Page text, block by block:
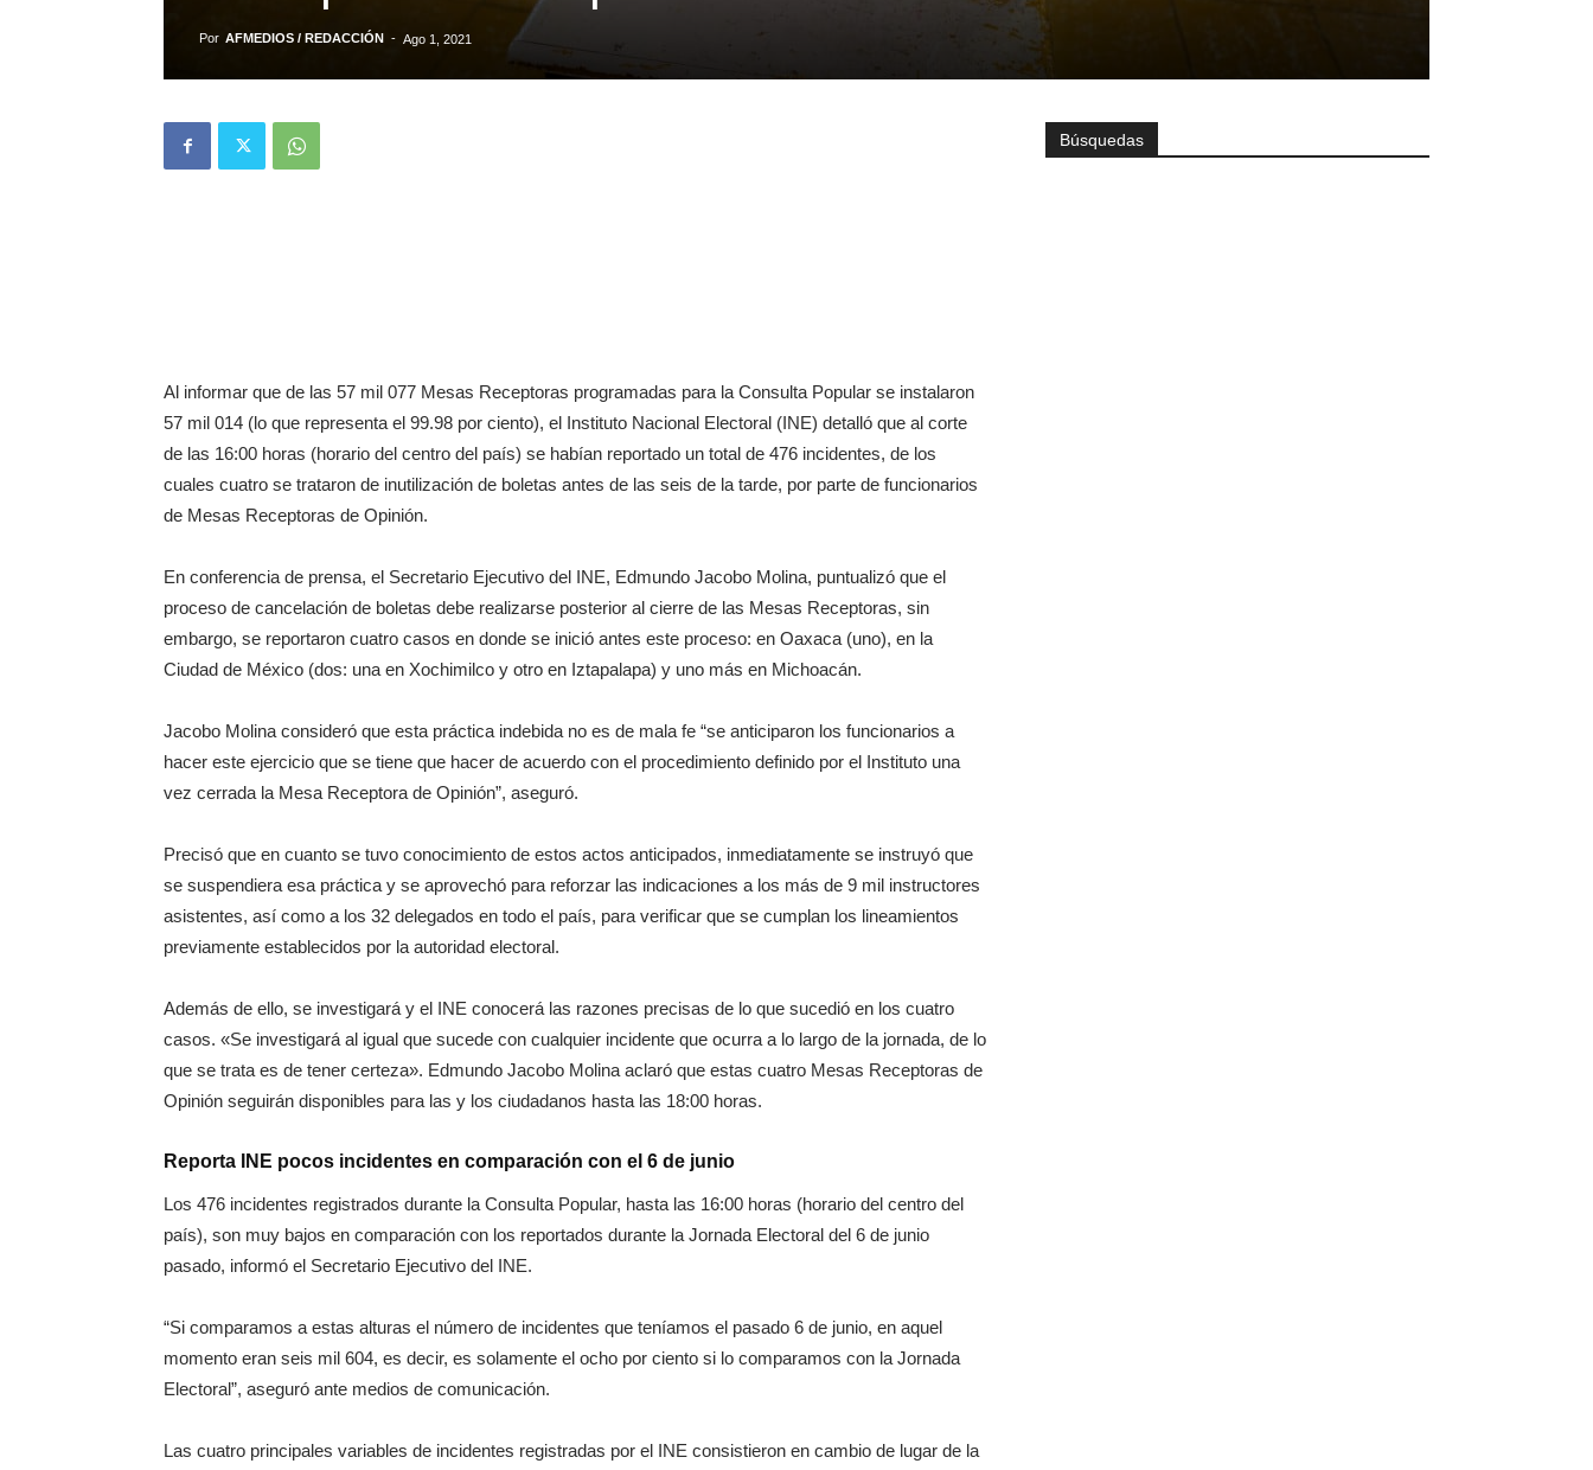
Por AFMEDIOS / REDACCIÓN - Ago 1, 2021
Al informar que de las 57 mil 077 Mesas Receptoras programadas para la Consulta Popular se instalaron
57 mil 014 (lo que representa el 99.98 por ciento), el Instituto Nacional Electoral (INE) detalló que al corte
de las 16:00 horas (horario del centro del país) se habían reportado un total de 476 incidentes, de los
cuales cuatro se trataron de inutilización de boletas antes de las seis de la tarde, por parte de funcionarios
de Mesas Receptoras de Opinión.
En conferencia de prensa, el Secretario Ejecutivo del INE, Edmundo Jacobo Molina, puntualizó que el
proceso de cancelación de boletas debe realizarse posterior al cierre de las Mesas Receptoras, sin
embargo, se reportaron cuatro casos en donde se inició antes este proceso: en Oaxaca (uno), en la
Ciudad de México (dos: una en Xochimilco y otro en Iztapalapa) y uno más en Michoacán.
Jacobo Molina consideró que esta práctica indebida no es de mala fe “se anticiparon los funcionarios a
hacer este ejercicio que se tiene que hacer de acuerdo con el procedimiento definido por el Instituto una
vez cerrada la Mesa Receptora de Opinión”, aseguró.
Precisó que en cuanto se tuvo conocimiento de estos actos anticipados, inmediatamente se instruyó que
se suspendiera esa práctica y se aprovechó para reforzar las indicaciones a los más de 9 mil instructores
asistentes, así como a los 32 delegados en todo el país, para verificar que se cumplan los lineamientos
previamente establecidos por la autoridad electoral.
Además de ello, se investigará y el INE conocerá las razones precisas de lo que sucedió en los cuatro
casos. «Se investigará al igual que sucede con cualquier incidente que ocurra a lo largo de la jornada, de lo
que se trata es de tener certeza». Edmundo Jacobo Molina aclaró que estas cuatro Mesas Receptoras de
Opinión seguirán disponibles para las y los ciudadanos hasta las 18:00 horas.
Reporta INE pocos incidentes en comparación con el 6 de junio
Los 476 incidentes registrados durante la Consulta Popular, hasta las 16:00 horas (horario del centro del
país), son muy bajos en comparación con los reportados durante la Jornada Electoral del 6 de junio
pasado, informó el Secretario Ejecutivo del INE.
“Si comparamos a estas alturas el número de incidentes que teníamos el pasado 6 de junio, en aquel
momento eran seis mil 604, es decir, es solamente el ocho por ciento si lo comparamos con la Jornada
Electoral”, aseguró ante medios de comunicación.
Las cuatro principales variables de incidentes registradas por el INE consistieron en cambio de lugar de la
Búsquedas